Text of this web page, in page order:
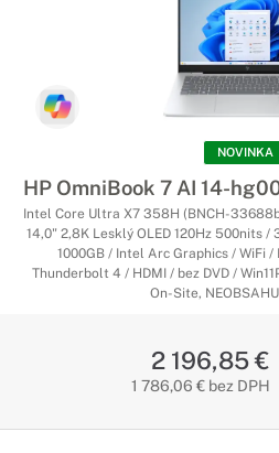
NOVINKA
HP OmniBook 7 AI 14-
Intel Core Ultra X7 358H (BNCH-
14,0" 2,8K Lesklý OLED 120Hz 500nits /
1000GB / Intel Arc Graphics / WiFi /
Thunderbolt 4 / HDMI / bez DVD /
On-Site,
2 196,85 €
1 786,06 € bez DPH